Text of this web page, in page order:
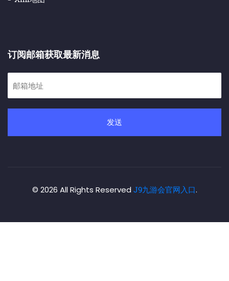
订阅邮箱获取最新消息
发送
© 2026 All Rights Reserved J9九游会官网入口.